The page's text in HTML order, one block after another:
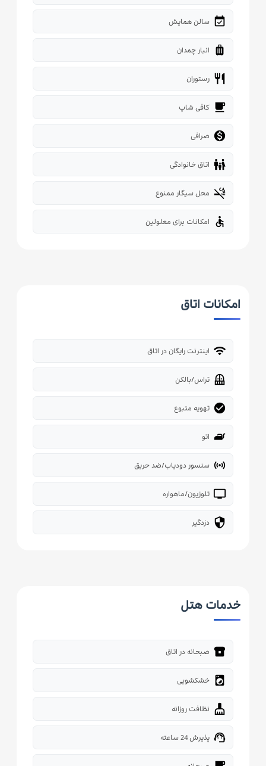
event_available سالن همایش
luggage انبار چمدان
restaurant رستوران
local_cafe کافی شاپ
 صرافی
family_restroom اتاق خانوادگی
smoke_free محل سیگار ممنوع
accessible امکانات برای معلولین
امکانات اتاق
wifi اینترنت رایگان در اتاق
balcony تراس/بالکن
check_circle تهویه متبوع
iron اتو
sensors سنسور دودیاب/ضد حریق
tv تلوزیون/ماهواره
security دزدگیر
خدمات هتل
breakfast_dining صبحانه در اتاق
local_laundry_service خشکشویی
cleaning_services نظافت روزانه
support_agent پذیرش 24 ساعته